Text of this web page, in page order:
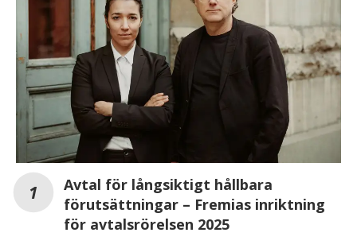
Avtal för långsiktigt hållbara
förutsättningar – Fremias inriktning
för avtalsrörelsen 2025